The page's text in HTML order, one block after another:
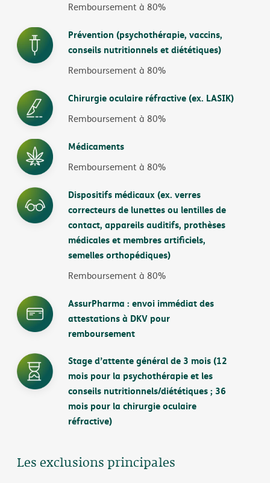
Remboursement à 80%
Prévention (psychothérapie, vaccins,
conseils nutritionnels et diététiques)
Remboursement à 80%
Chirurgie oculaire réfractive (ex. LASIK)
Remboursement à 80%
Médicaments
Remboursement à 80%
Dispositifs médicaux (ex. verres
correcteurs de lunettes ou lentilles de
contact, appareils auditifs, prothèses
médicales et membres artificiels,
semelles orthopédiques)
Remboursement à 80%
AssurPharma : envoi immédiat des
attestations à DKV pour
remboursement
Stage d’attente général de 3 mois (12
mois pour la psychothérapie et les
conseils nutritionnels/diététiques ; 36
mois pour la chirurgie oculaire
réfractive)
Les exclusions principales